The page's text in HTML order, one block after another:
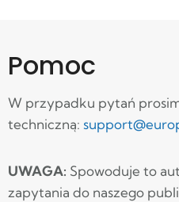
Pomoc
W przypadku pytań
techniczną:
UWAGA: Spowoduje to
zapytania do naszego